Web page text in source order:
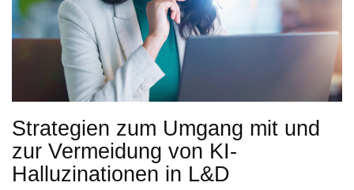
Strategien zum Umgang mit und
zur Vermeidung von KI-
Halluzinationen in L&D